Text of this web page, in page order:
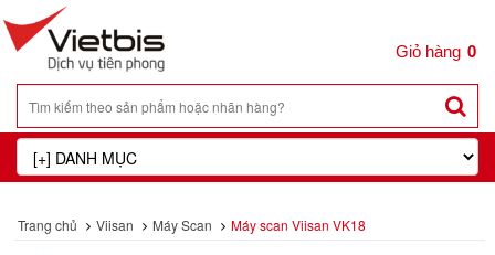
0
Trang chủ Viisan Máy Scan Máy scan Viisan VK18